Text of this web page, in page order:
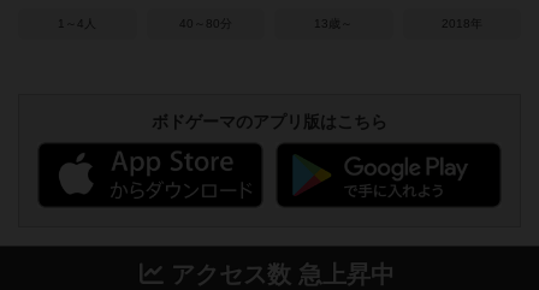
1～4人 40～80分 13歳～ 2018年
ボドゲーマのアプリ版はこちら
アクセス数 急上昇中